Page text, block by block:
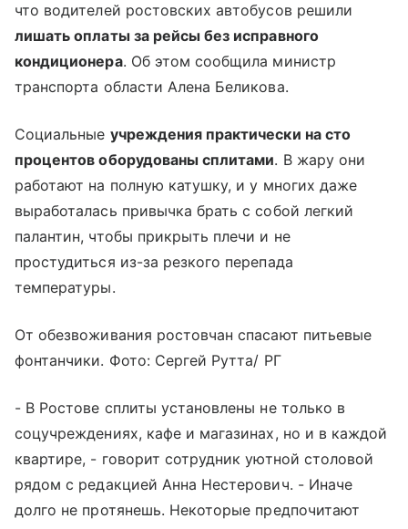
что водителей ростовских автобусов решили
лишать оплаты за рейсы без исправного
кондиционера. Об этом сообщила министр
транспорта области Алена Беликова.
Социальные учреждения практически на сто
процентов оборудованы сплитами. В жару они
работают на полную катушку, и у многих даже
выработалась привычка брать с собой легкий
палантин, чтобы прикрыть плечи и не
простудиться из-за резкого перепада
температуры.
От обезвоживания ростовчан спасают питьевые
фонтанчики. Фото: Сергей Рутта/ РГ
- В Ростове сплиты установлены не только в
соцучреждениях, кафе и магазинах, но и в каждой
квартире, - говорит сотрудник уютной столовой
рядом с редакцией Анна Нестерович. - Иначе
долго не протянешь. Некоторые предпочитают